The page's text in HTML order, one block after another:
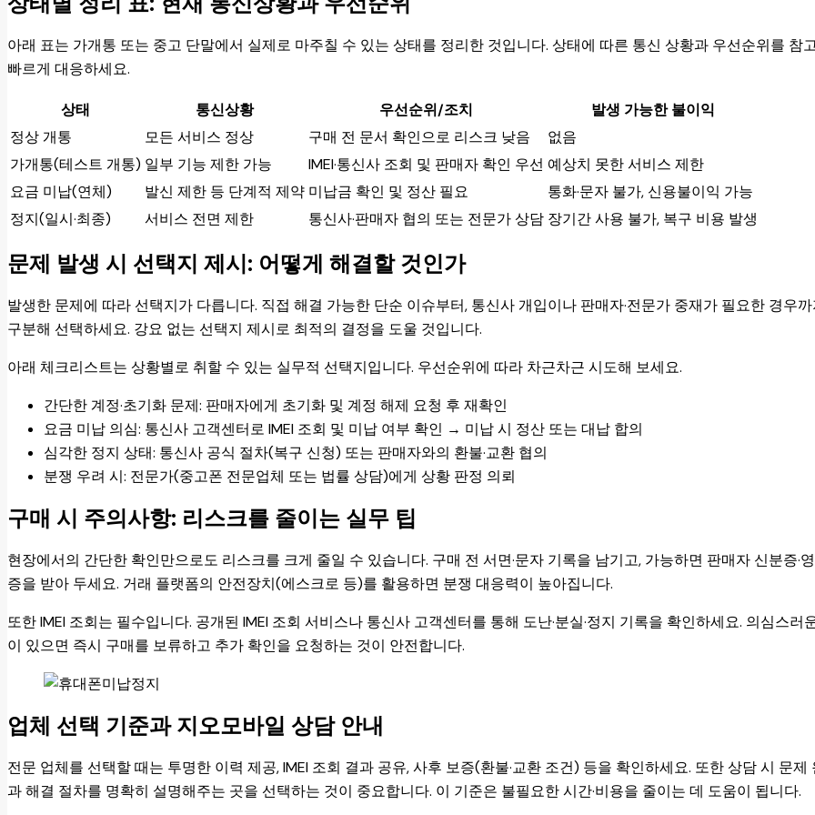
아래 표는 가개통 또는 중고 단말에서 실제로 마주칠 수 있는 상태를 정리한 것입니다. 상태에 따른 통신 상황과 우선순위를 참
빠르게 대응하세요.
상태 통신상황 우선순위/조치
발생 가능한 불이익
정상 개통
모든 서비스 정상 구매 전 문서 확인으로 리스크 낮음
없음
가개통(테스트 개통) 일부 기능 제한 가능 IMEI·통신사 조회 및 판매자 확인 우선 예상치 못한 서비스 제한
요금 미납(연체)
발신 제한 등 단계적 제약 미납금 확인 및 정산 필요
통화·문자 불가, 신용불이익 가능
정지(일시·최종)
서비스 전면 제한 통신사·판매자 협의 또는 전문가 상담 장기간 사용 불가, 복구 비용 발생
문제 발생 시 선택지 제시: 어떻게 해결할 것인가
발생한 문제에 따라 선택지가 다릅니다. 직접 해결 가능한 단순 이슈부터, 통신사 개입이나 판매자·전문가 중재가 필요한 경우까
구분해 선택하세요. 강요 없는 선택지 제시로 최적의 결정을 도울 것입니다.
아래 체크리스트는 상황별로 취할 수 있는 실무적 선택지입니다. 우선순위에 따라 차근차근 시도해 보세요.
간단한 계정·초기화 문제: 판매자에게 초기화 및 계정 해제 요청 후 재확인
요금 미납 의심: 통신사 고객센터로 IMEI 조회 및 미납 여부 확인 → 미납 시 정산 또는 대납 합의
심각한 정지 상태: 통신사 공식 절차(복구 신청) 또는 판매자와의 환불·교환 협의
분쟁 우려 시: 전문가(중고폰 전문업체 또는 법률 상담)에게 상황 판정 의뢰
구매 시 주의사항: 리스크를 줄이는 실무 팁
현장에서의 간단한 확인만으로도 리스크를 크게 줄일 수 있습니다. 구매 전 서면·문자 기록을 남기고, 가능하면 판매자 신분증·
증을 받아 두세요. 거래 플랫폼의 안전장치(에스크로 등)를 활용하면 분쟁 대응력이 높아집니다.
또한 IMEI 조회는 필수입니다. 공개된 IMEI 조회 서비스나 통신사 고객센터를 통해 도난·분실·정지 기록을 확인하세요. 의심스러
이 있으면 즉시 구매를 보류하고 추가 확인을 요청하는 것이 안전합니다.
업체 선택 기준과 지오모바일 상담 안내
전문 업체를 선택할 때는 투명한 이력 제공, IMEI 조회 결과 공유, 사후 보증(환불·교환 조건) 등을 확인하세요. 또한 상담 시 문제
과 해결 절차를 명확히 설명해주는 곳을 선택하는 것이 중요합니다. 이 기준은 불필요한 시간·비용을 줄이는 데 도움이 됩니다.